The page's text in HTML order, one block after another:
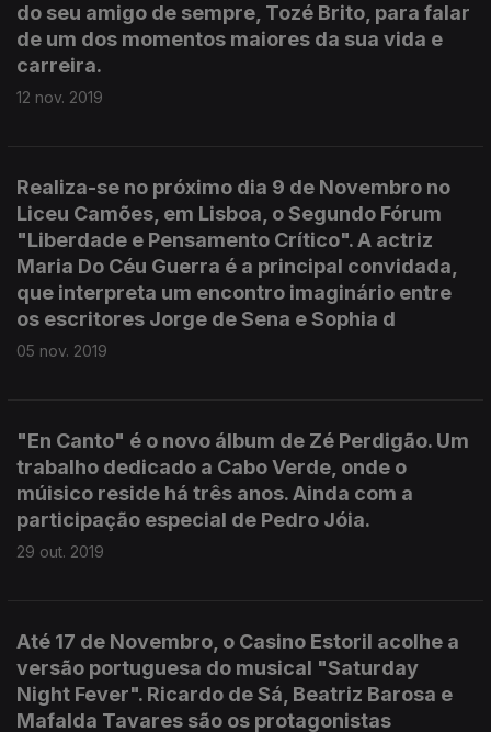
do seu amigo de sempre, Tozé Brito, para falar
de um dos momentos maiores da sua vida e
carreira.
12 nov. 2019
Realiza-se no próximo dia 9 de Novembro no
Liceu Camões, em Lisboa, o Segundo Fórum
"Liberdade e Pensamento Crítico". A actriz
Maria Do Céu Guerra é a principal convidada,
que interpreta um encontro imaginário entre
os escritores Jorge de Sena e Sophia d
05 nov. 2019
"En Canto" é o novo álbum de Zé Perdigão. Um
trabalho dedicado a Cabo Verde, onde o
múisico reside há três anos. Ainda com a
participação especial de Pedro Jóia.
29 out. 2019
Até 17 de Novembro, o Casino Estoril acolhe a
versão portuguesa do musical "Saturday
Night Fever". Ricardo de Sá, Beatriz Barosa e
Mafalda Tavares são os protagonistas